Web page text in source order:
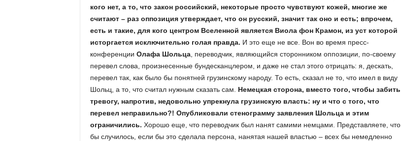
кого нет, а то, что закон российский, некоторые просто чувствуют кожей, многие же
считают – раз оппозиция утверждает, что он русский, значит так оно и есть; впрочем,
есть и такие, для кого центром Вселенной является Виола фон Крамон, из уст которой
исторгается исключительно голая правда. И это еще не все. Вон во время пресс-
конференции Олафа Шольца, переводчик, являющийся сторонником оппозиции, по-своему
перевел слова, произнесенные бундесканцлером, и даже не стал этого отрицать: я, дескать,
перевел так, как было бы понятней грузинскому народу. То есть, сказал не то, что имел в виду
Шольц, а то, что считал нужным сказать сам.
Немецкая сторона, вместо того, чтобы забить
тревогу, напротив, недовольно упрекнула грузинскую власть: ну и что с того, что
перевел неправильно?! Опубликовали стенограмму заявления Шольца и этим
ограничились. Хорошо еще, что переводчик был нанят самими немцами. Представляете, что
бы случилось, если бы это сделала персона, нанятая нашей властью – всех бы немедленно